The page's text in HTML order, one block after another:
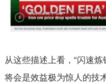
从这些描述上看，“闪速炼
将会是效益极为惊人的技